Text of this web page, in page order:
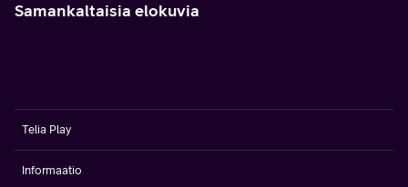
Samankaltaisia elokuvia
Telia Play
Informaatio